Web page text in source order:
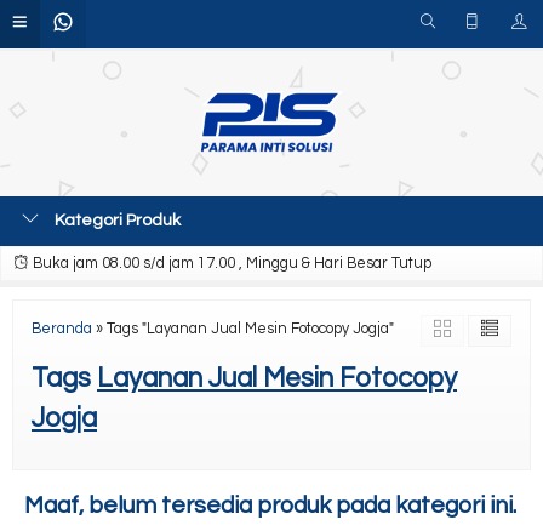
Kategori Produk
Buka jam 08.00 s/d jam 17.00 , Minggu & Hari Besar Tutup
Beranda » Tags "Layanan Jual Mesin Fotocopy Jogja"
Tags Layanan Jual Mesin Fotocopy
Jogja
Maaf, belum tersedia produk pada kategori ini.